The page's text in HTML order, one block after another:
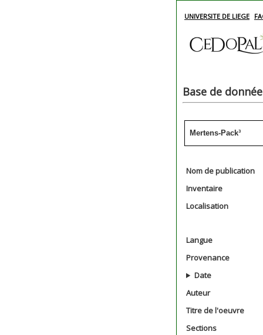
UNIVERSITE DE LIEGE
Base de
Mertens-Pack³
Nom de publication
Inventaire
Localisation
Langue
Provenance
Date
Auteur
Titre de l'oeuvre
Sections